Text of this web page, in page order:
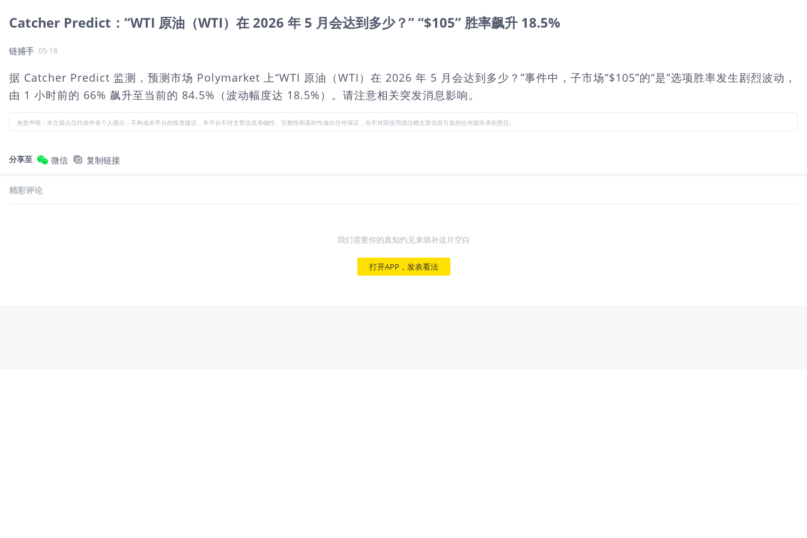
Catcher Predict：“WTI 原油（WTI）在 2026 年 5 月会达到多少？” “$105” 胜率飙升 18.5%
链捕手 05-18
据 Catcher Predict 监测，预测市场 Polymarket 上“WTI 原油（WTI）在 2026 年 5 月会达到多少？”事件中，子市场“$105”的“是”选项胜率发生剧烈波动，
由 1 小时前的 66% 飙升至当前的 84.5%（波动幅度达 18.5%）。请注意相关突发消息影响。
免责声明：本文观点仅代表作者个人观点，不构成本平台的投资建议，本平台不对文章信息准确性、完整性和及时性做出任何保证，亦不对因使用或信赖文章信息引发的任何损失承担责任。
分享至 微信 复制链接
精彩评论
我们需要你的真知灼见来填补这片空白
打开APP，发表看法